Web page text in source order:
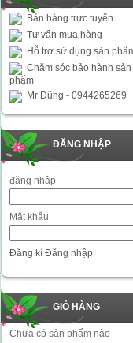
Bán hàng trực tuyến
Tư vấn mua hàng
Hỗ trợ sử dụng sản
Chăm sóc bảo hành sản
phẩm
Mr Dũng - 0944265269
ĐĂNG NHẬP
đăng nhập
Mật khẩu
Đăng kí Đăng nhập
GIỎ HÀNG
Chưa có sản phẩm nào